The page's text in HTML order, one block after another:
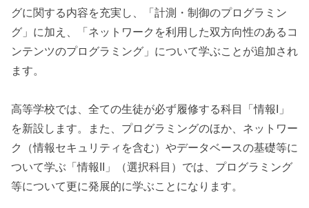
グに関する内容を充実し、「計測・制御のプログラミン
グ」に加え、「ネットワークを利用した双方向性のあるコ
ンテンツのプログラミング」について学ぶことが追加され
ます。
高等学校では、全ての生徒が必ず履修する科目「情報I」
を新設します。また、プログラミングのほか、ネットワー
ク（情報セキュリティを含む）やデータベースの基礎等に
ついて学ぶ「情報II」（選択科目）では、プログラミング
等について更に発展的に学ぶことになります。